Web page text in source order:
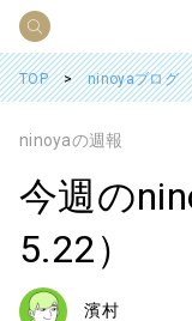
TOP ninoyaブログ
ninoyaの週報
今週の
5.22）
濱村